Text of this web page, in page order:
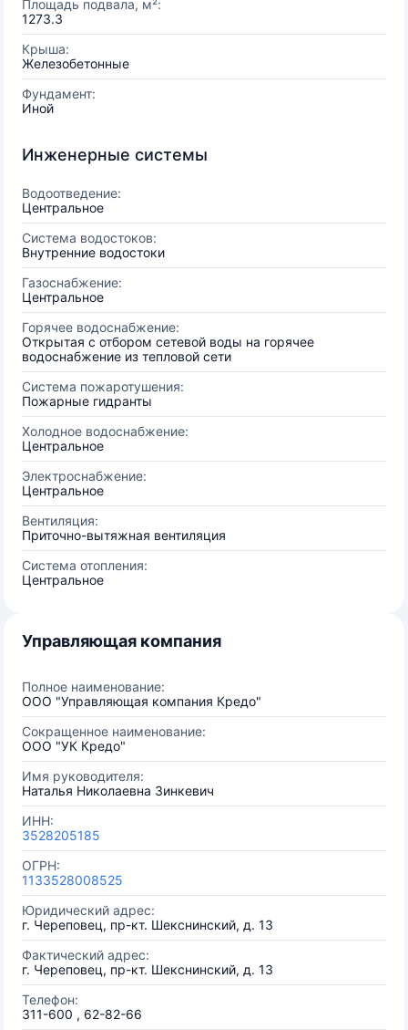
Площадь подвала, м²:
1273.3
Крыша:
Железобетонные
Фундамент:
Иной
Инженерные системы
Водоотведение:
Центральное
Система водостоков:
Внутренние водостоки
Газоснабжение:
Центральное
Горячее водоснабжение:
Открытая с отбором сетевой воды на горячее
водоснабжение из тепловой сети
Система пожаротушения:
Пожарные гидранты
Холодное водоснабжение:
Центральное
Электроснабжение:
Центральное
Вентиляция:
Приточно-вытяжная вентиляция
Система отопления:
Центральное
Управляющая компания
Полное наименование:
ООО "Управляющая компания Кредо"
Сокращенное наименование:
ООО "УК Кредо"
Имя руководителя:
Наталья Николаевна Зинкевич
ИНН:
3528205185
ОГРН:
1133528008525
Юридический адрес:
г. Череповец, пр-кт. Шекснинский, д. 13
Фактический адрес:
г. Череповец, пр-кт. Шекснинский, д. 13
Телефон:
311-600 , 62-82-66